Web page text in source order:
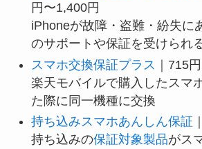
円〜1,400円
iPhoneが故障・盗難・紛失に
のサポートや保証を受けられ
スマホ交換保証プラス ｜715円
楽天モバイルで購入したスマ
た際に同一機種に交換
持ち込みスマホあんしん保証
持ち込みの保証対象製品がス